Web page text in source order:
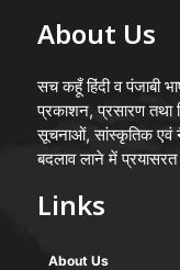
About Us
सच कहूँ हिंदी व पंजाबी
प्रकाशन, प्रसारण तथा
सूचनाओं, सांस्कृतिक एवं
बदलाव लाने में प्रयासरत
Links
About Us